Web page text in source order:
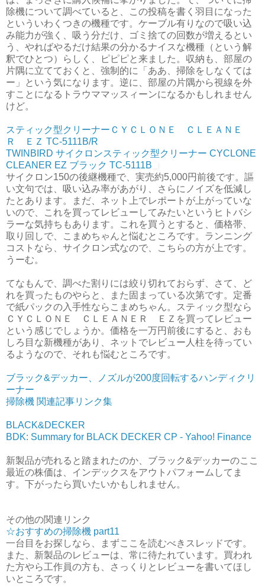
除機について調べていると、この投稿を書く羽目になった
といういわくつきの機種です。ケーブル有りなので吸い込
み能力が強く、吸う分だけ、ゴミ捨ての回数が増えるとい
う、やればやるだけ結果の分かるナイスな機種（という解
釈でひとつ）らしく、ピピピと来ました。収納も、部屋の
片隅に立てておくと、強制的に「ああ、掃除をしなくては
ー」という気になります。逆に、部屋の片隅から視線を外
すことになるトラウママッスィーンになるかもしれません
けど。
スティック型クリーナーＣＹＣＬＯＮＥ ＣＬＥＡＮＥ
Ｒ ＥＺ TC-5111B/R
TWINBIRD サイクロンスティック型クリーナー CYCLONE
CLEANER EZ ブラック TC-5111B
サイクロン150の後継機種で、実売約5,000円前後です。謳
い文句では、吸い込み率があがり、さらにノイズを低減し
たとあります。まだ、ネット上でレポートが上がっていな
いので、これを買ってレビューしてみたいというヒトバシ
ラーな気持ちもあります。これを買うとすると、価格帯、
取り回しで、こまめちゃんと悩むところです。ランニング
コストなら、サイクロン式なので、こちらの方が上です。
うーむ。
てなもんで、調べた割りには絞り切れておらず、さて、ど
れを買ったものやらと、また固まっている次第です。定番
で紙パックの入手性ならこまめちゃん。スティック型なら
ＣＹＣＬＯＮＥ ＣＬＥＡＮＥＲ ＥＺを買ってレビュー
という感じでしょうか。価格を一万円前後にすると、おも
しろ目な新機種があり、ネットでレビュー人柱を待ってい
るようなので、それも悩むところです。
ブラック&デッカー、ノズルが200度回転するハンディクリ
ーナー
掃除機 関連記事リンク集
BLACK&DECKER
BDK: Summary for BLACK DECKER CP - Yahoo! Finance
新製品が売れると踏まれたのか、ブラック&デッカーのここ
最近の株価は、インデックスをアウトパフォームしてま
す。下がったら買いたいかもしれません。
その他の関連リンク
☆おすすめの掃除機 part11
一台目をお探しなら、まずここを読むべきスレッドです。
また、新製品のレビューは、常に待たれています。買われ
た方やら工作員の方も、さっくりとレビューを書いてほし
いところです。